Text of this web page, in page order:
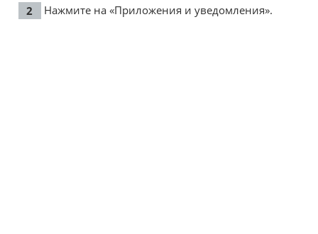
Нажмите на «Приложения и уведомления».